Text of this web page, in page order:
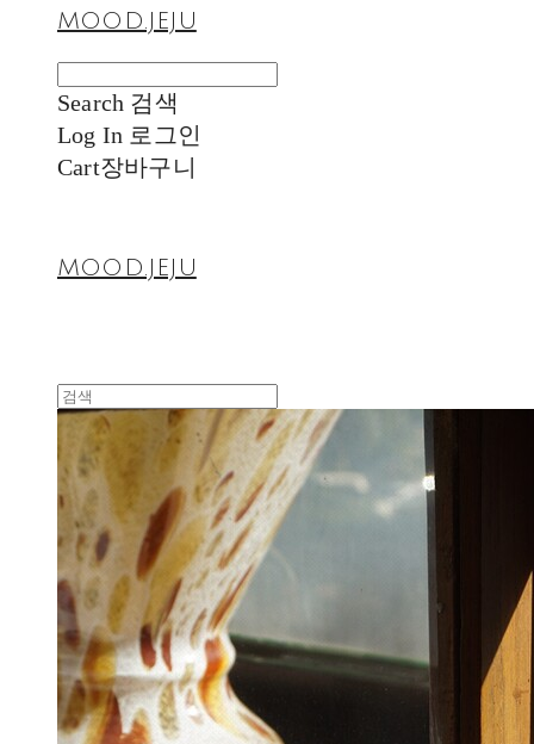
MOOD.JEJU
Search 검색
Log In 로그인
Cart장바구니
MOOD.JEJU